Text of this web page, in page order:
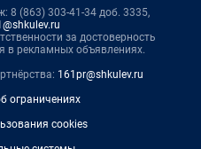
8 (863) 303-41-34 доб. 3335,
за достоверность
в рекламных объявлениях.
161pr@shkulev.ru
ограничениях
cookies